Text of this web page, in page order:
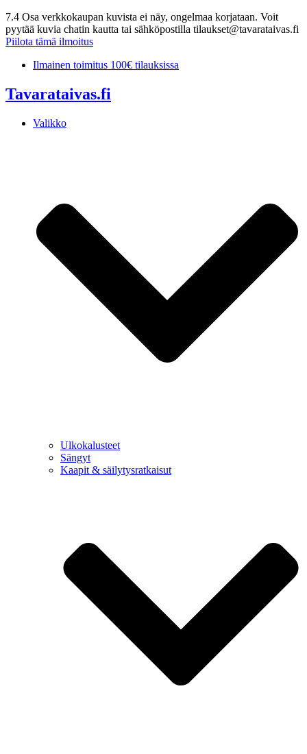
7.4 Osa verkkokaupan kuvista ei näy, ongelmaa korjataan. Voit
pyytää kuvia chatin kautta tai sähköpostilla tilaukset@tavarataivas.fi
Piilota tämä ilmoitus
Mene
Ilmainen toimitus 100€ tilauksissa
Tavarataivas.fi
Valikko
Ulkokalusteet
Sängyt
Kaapit & säilytysratkaisut